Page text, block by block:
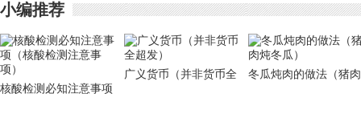
小编推荐
核酸检测必知注意事项
广义货币（并非货币全
冬瓜炖肉的做法（猪肉